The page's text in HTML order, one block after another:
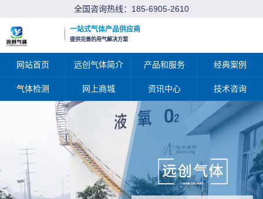
全国咨询热线： 185-6905-2610
一站式气体产品供应商
提供完善的用气解决方案
网站首页 远创气体简介 产品和服务 经典案例
气体检测 网上商城 资讯中心 技术咨询